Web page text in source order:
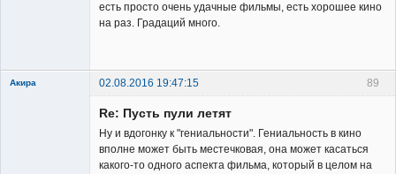
есть просто очень удачные фильмы, есть хорошее кино
на раз. Градаций много.
89
Акира 02.08.2016 19:47:15
Re: Пусть пули летят
Ну и вдогонку к "гениальности". Гениальность в кино
вполне может быть местечковая, она может касаться
какого-то одного аспекта фильма, который в целом на